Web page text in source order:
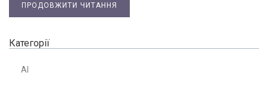
ПРОДОВЖИТИ ЧИТАННЯ
Категорії
AI